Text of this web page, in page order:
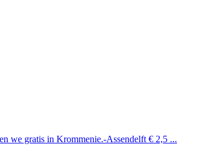
we gratis in Krommenie.-Assendelft € 2,5 ...